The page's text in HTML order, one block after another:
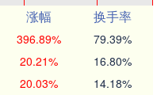
涨幅
换手率
396.89% 79.39%
20.21% 16.80%
20.03% 14.18%